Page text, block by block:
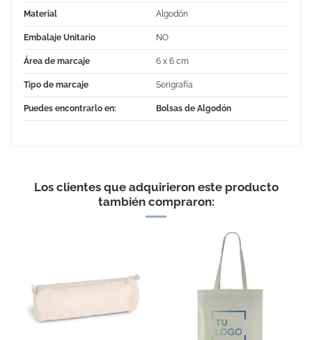
Material Algodón
Embalaje Unitario NO
Área de marcaje 6 x 6 cm
Tipo de marcaje Serigrafía
Puedes encontrarlo en: Bolsas de Algodón
Los clientes que adquirieron este producto
también compraron: